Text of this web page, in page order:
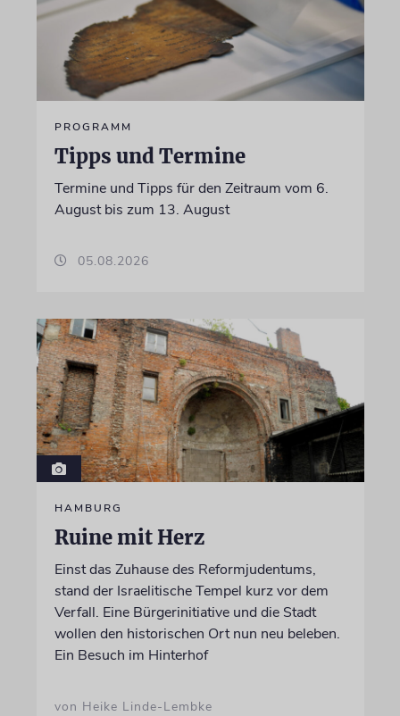
PROGRAMM
Tipps und Termine
Termine und Tipps für den Zeitraum vom 6.
August bis zum 13. August
05.08.2026
HAMBURG
Ruine mit Herz
Einst das Zuhause des Reformjudentums,
stand der Israelitische Tempel kurz vor dem
Verfall. Eine Bürgerinitiative und die Stadt
wollen den historischen Ort nun neu beleben.
Ein Besuch im Hinterhof
von Heike Linde-Lembke